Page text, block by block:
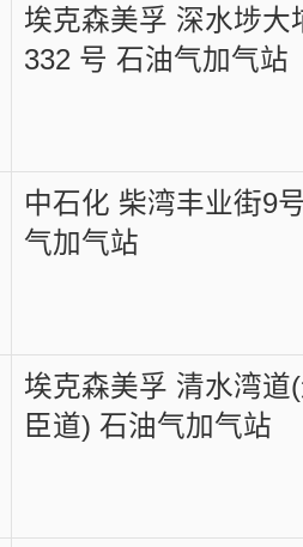
埃克森美孚 深水埗大
332 号 石油气加气站
中石化 柴湾丰业街9
气加气站
埃克森美孚 清水湾道
臣道) 石油气加气站